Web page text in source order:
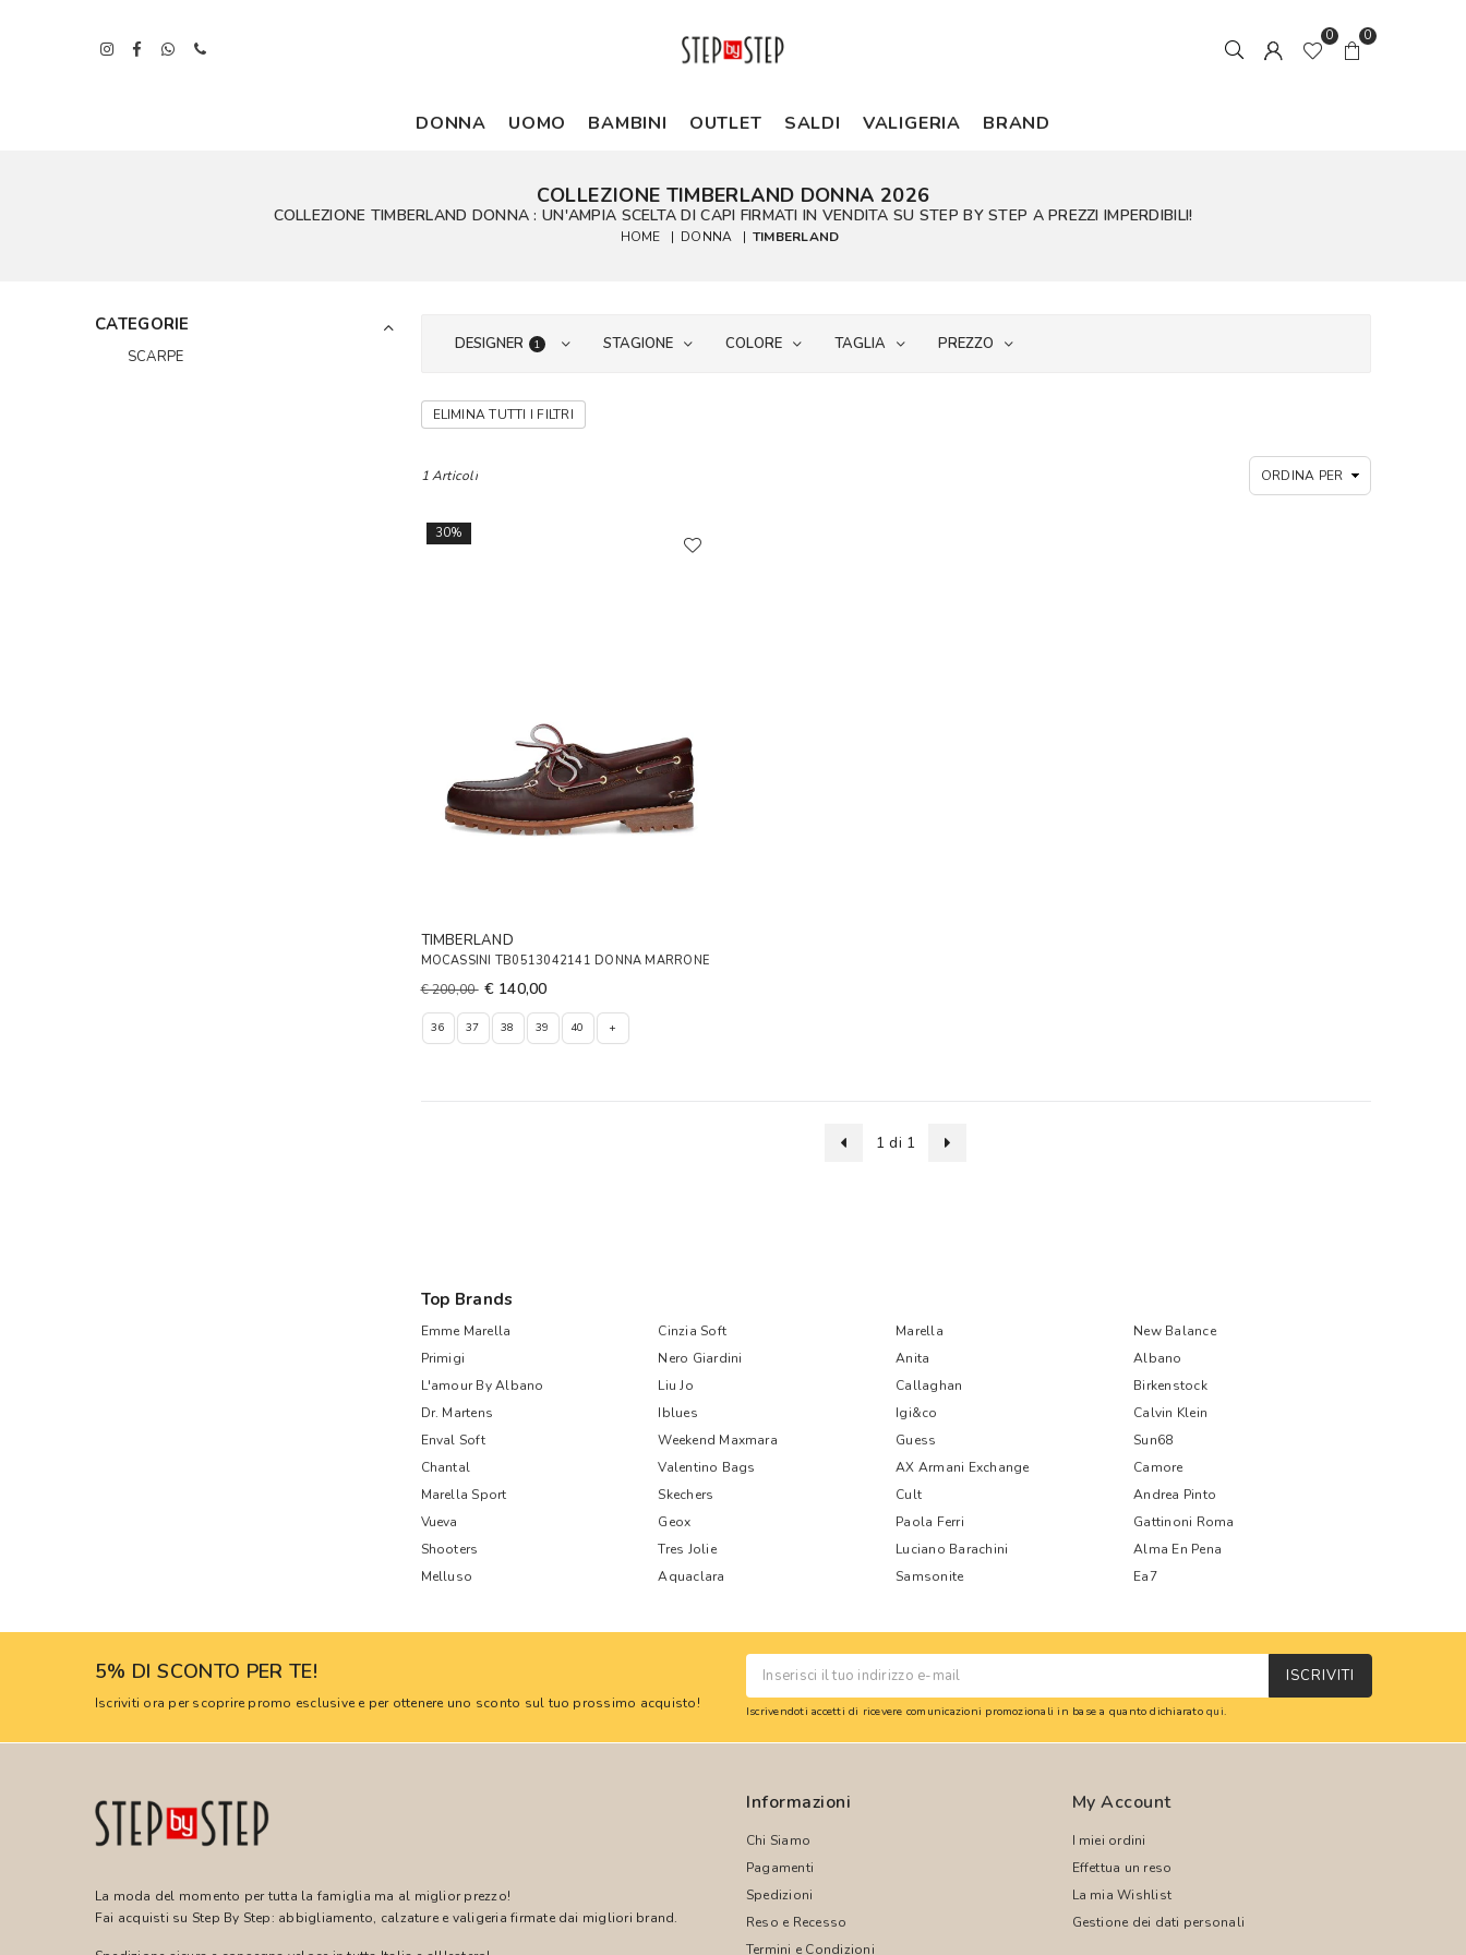
0 0
DONNA UOMO BAMBINI OUTLET SALDI VALIGERIA BRAND
COLLEZIONE TIMBERLAND DONNA 2026
COLLEZIONE TIMBERLAND DONNA : UN'AMPIA SCELTA DI CAPI FIRMATI IN VENDITA SU STEP BY STEP A PREZZI IMPERDIBILI!
HOME | DONNA | TIMBERLAND
CATEGORIE
SCARPE
DESIGNER 1 STAGIONE COLORE TAGLIA PREZZO
ELIMINA TUTTI I FILTRI
1 Articoli
30%
TIMBERLAND
MOCASSINI TB0513042141 DONNA MARRONE
€ 200,00 € 140,00
36 37 38 39 40 +
1 di 1
Top Brands
Emme Marella Cinzia Soft Marella
New Balance
Primigi
Nero Giardini Anita
Albano
L'amour By Albano
Liu Jo Callaghan
Birkenstock
Dr. Martens
Iblues Igi&co
Calvin Klein
Enval Soft
Weekend Maxmara Guess
Sun68
Chantal
Valentino Bags AX Armani Exchange
Camore
Marella Sport
Skechers Cult
Andrea Pinto
Vueva
Geox Paola Ferri
Gattinoni Roma
Shooters
Tres Jolie Luciano Barachini
Alma En Pena
Melluso
Aquaclara Samsonite Ea7
5% DI SCONTO PER TE!
Iscriviti ora per scoprire promo esclusive e per ottenere uno sconto sul tuo prossimo acquisto!
ISCRIVITI
Iscrivendoti accetti di ricevere comunicazioni promozionali in base a quanto dichiaratoqui.
La moda del momento per tutta la famiglia ma al miglior prezzo!
Fai acquisti su Step By Step: abbigliamento, calzature e valigeria firmate dai migliori brand.
Informazioni
Chi Siamo
Pagamenti
Spedizioni
Reso e Recesso
Termini e Condizioni
My Account
I miei ordini
Effettua un reso
La mia Wishlist
Gestione dei dati personali